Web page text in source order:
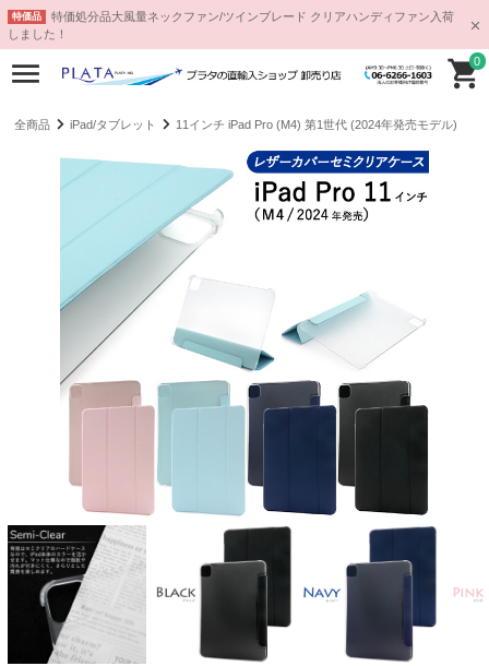
特価品
特価処分品大風量ネックファン/ツインブレード クリアハンディファン入荷
しました！
0
全商品 iPad/タブレット 11インチ iPad Pro (M4) 第1世代 (2024年発売モデル)